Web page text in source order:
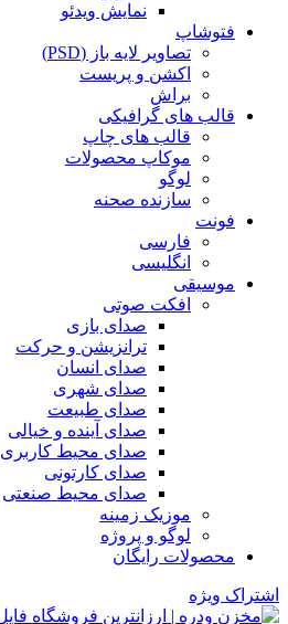
نمایش ویدئو
فتوشاپ
تصاویر لایه باز (PSD)
اکشن و پریست
براش
قالب های گرافیکی
قالب های چاپ
موکاپ محصولات
لوگو
سازنده صحنه
فونت
فارسی
انگلیسی
موسیقی
افکت صوتی
صدای بازی
ترانزیشن و حرکت
صدای انسان
صدای شهری
صدای طبیعت
صدای آینده و خیالی
صدای محیط کاربری
صدای کارتونی
صدای محیط صنعتی
موزیک زمینه
لوگو و پروژه
محصولات رایگان
اشتراک ویژه